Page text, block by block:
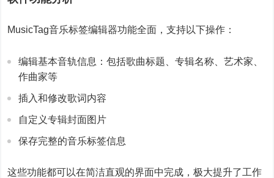
MusicTag音乐标签编辑器功能全面，支持以下操作：
编辑基本音轨信息：包括歌曲标题、专辑名称、艺术家、
作曲家等
插入和修改歌词内容
自定义专辑封面图片
保存完整的音乐标签信息
这些功能都可以在简洁直观的界面中完成，极大提升了工作